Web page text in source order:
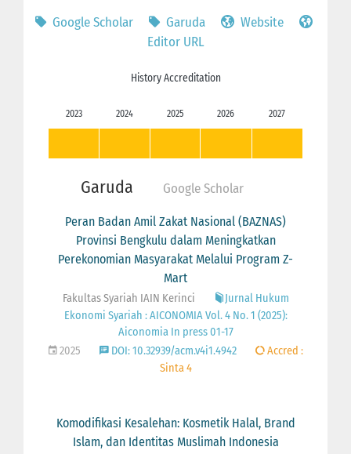
Google Scholar Garuda
Website
Editor URL
History Accreditation
2023 2024 2025 2026 2027
Garuda Google Scholar
Peran Badan Amil Zakat Nasional (BAZNAS)
Provinsi Bengkulu dalam Meningkatkan
Perekonomian Masyarakat Melalui Program Z-
Mart
Fakultas Syariah IAIN Kerinci
Jurnal Hukum
Ekonomi Syariah : AICONOMIA Vol. 4 No. 1 (2025):
Aiconomia In press 01-17
2025
DOI: 10.32939/acm.v4i1.4942
Accred :
Sinta 4
Komodifikasi Kesalehan: Kosmetik Halal, Brand
Islam, dan Identitas Muslimah Indonesia